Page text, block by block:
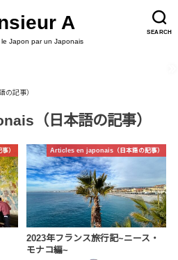
SEARCH
A
le Japon par un Japonais
の記事）
（日本語の記事）
） Articles en japonais（日本語の記事）
2023年フランス旅行記~ニース・
モナコ編~